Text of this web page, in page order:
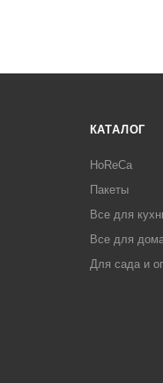
КАТАЛОГ
HoReCa
Пакеты
Все для
Все для
Для сада и